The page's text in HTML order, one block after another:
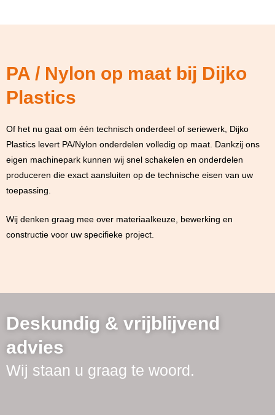
PA / Nylon op maat bij Dijko
Plastics
Of het nu gaat om één technisch onderdeel of seriewerk, Dijko
Plastics levert PA/Nylon onderdelen volledig op maat. Dankzij ons
eigen machinepark kunnen wij snel schakelen en onderdelen
produceren die exact aansluiten op de technische eisen van uw
toepassing.
Wij denken graag mee over materiaalkeuze, bewerking en
constructie voor uw specifieke project.
Deskundig & vrijblijvend
advies
Wij staan u graag te woord.